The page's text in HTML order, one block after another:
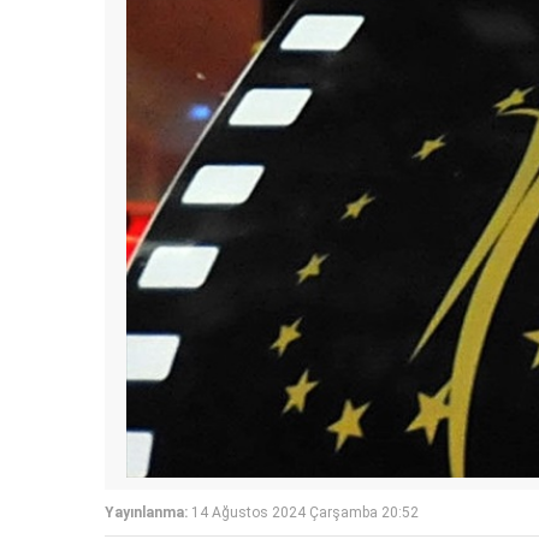
Yayınlanma: 14 Ağustos 2024 Çarşamba 20:52